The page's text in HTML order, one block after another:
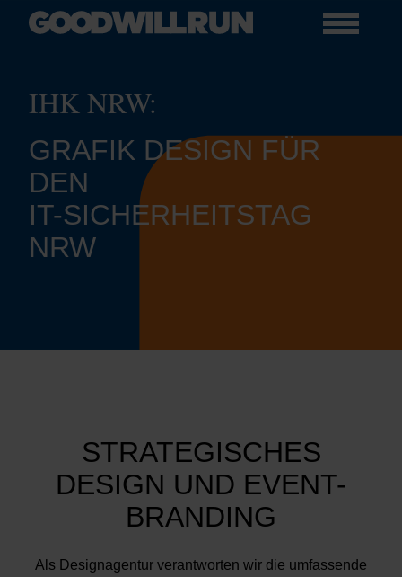
IHK NRW:
GRAFIK DESIGN FÜR
DEN
IT-SICHERHEITSTAG
NRW
STRATEGISCHES
DESIGN UND EVENT-
BRANDING
Als Designagentur verantworten wir die umfassende